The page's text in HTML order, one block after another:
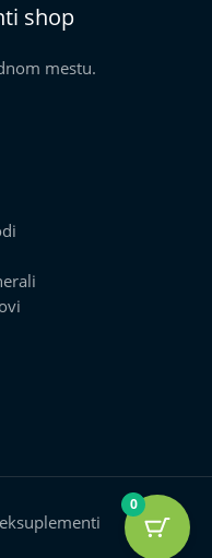
shop
mestu.
0